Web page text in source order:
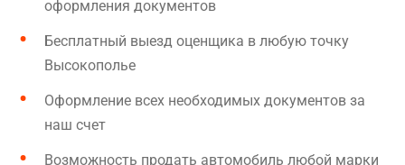
оформления документов
Бесплатный выезд оценщика в любую точку
Высокополье
Оформление всех необходимых документов за
наш счет
Возможность продать автомобиль любой марки